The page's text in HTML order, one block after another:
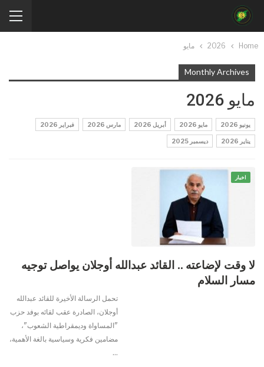
Home
2026 مايو
Monthly Archives
مايو 2026
يونيو 2026 مايو 2026 أبريل 2026 مارس 2026 فبراير 2026
يناير 2026 ديسمبر 2025
اخبار
لا وقت لإضاعته .. القائد عبدالله أوجلان يواصل توجيه
مسار السلام
تحمل الرسالة الأخيرة للقائد عبدالله
أوجلان، الصادرة عقب لقائه بوفد حزب
"المساواة وديمقراطية الشعوب"،
مضامين فكرية وسياسية بالغة الأهمية،
…